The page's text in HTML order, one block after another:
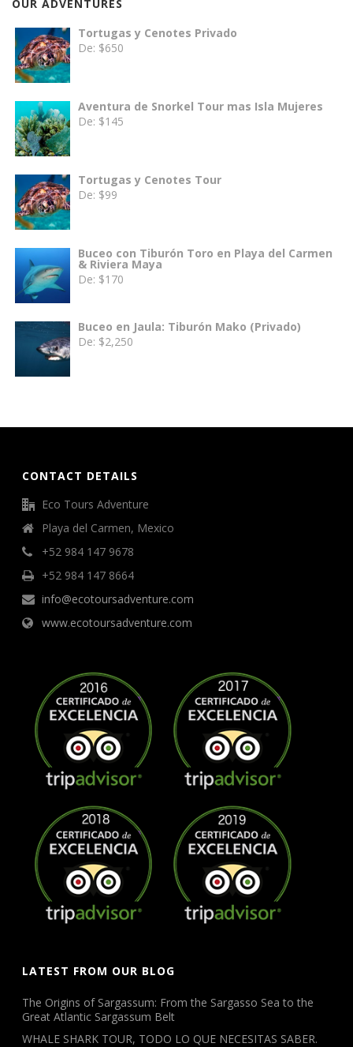
OUR ADVENTURES
Tortugas y Cenotes Privado
De: $650
Aventura de Snorkel Tour mas Isla Mujeres
De: $145
Tortugas y Cenotes Tour
De: $99
Buceo con Tiburón Toro en Playa del Carmen
& Riviera Maya
De: $170
Buceo en Jaula: Tiburón Mako (Privado)
De: $2,250
CONTACT DETAILS
Eco Tours Adventure
Playa del Carmen, Mexico
+52 984 147 9678
+52 984 147 8664
info@ecotoursadventure.com
www.ecotoursadventure.com
LATEST FROM OUR BLOG
The Origins of Sargassum: From the Sargasso Sea to the
Great Atlantic Sargassum Belt
WHALE SHARK TOUR, TODO LO QUE NECESITAS SABER.